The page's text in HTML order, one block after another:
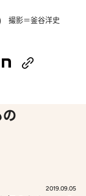
撮影＝釜谷洋史
2019.09.05